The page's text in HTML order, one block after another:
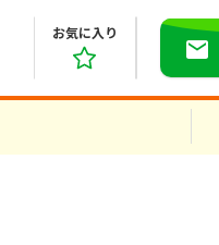
お気に入り